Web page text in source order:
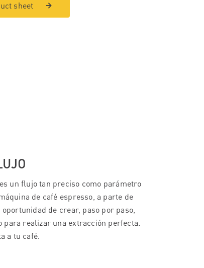
sheet
un flujo tan preciso como parámetro
de café espresso, a parte de
de crear, paso por paso,
realizar una extracción perfecta.
a tu café.